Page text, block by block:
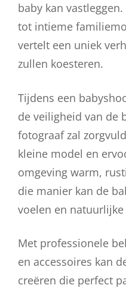
baby kan
tot intieme
vertelt een uniek
zullen koesteren.
Tijdens een
de veiligheid van de
fotograaf zal
kleine model en
omgeving warm,
die manier kan de
voelen en
Met professionele
en accessoires kan
creëren die perfect